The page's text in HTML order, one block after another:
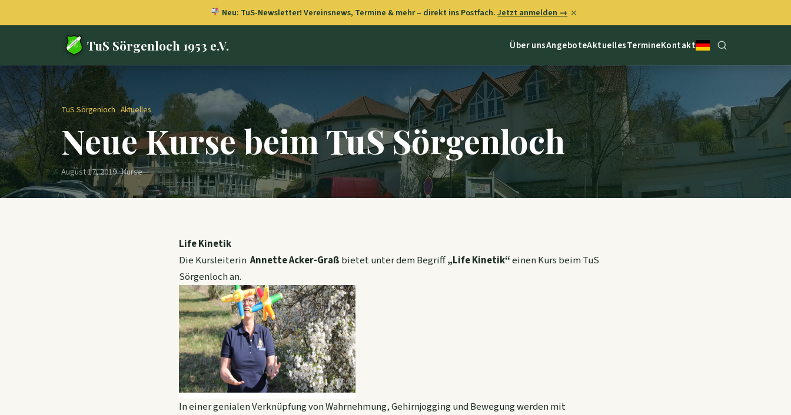
Neu: TuS-Newsletter! Vereinsnews, Termine & mehr – direkt ins Postfach.Jetzt anmelden → ✕
TuS Sörgenloch 1953 e.V. Über unsAngeboteAktuellesTermineKontakt
TuS Sörgenloch ·Aktuelles
Neue Kurse beim TuS Sörgenloch
August 17, 2019 · Kurse
Life Kinetik
Die Kursleiterin Annette Acker-Graß bietet unter dem Begriff„Life Kinetik“einen Kurs beim TuS
Sörgenloch an.
In einer genialen Verknüpfung von Wahrnehmung, Gehirnjogging und Bewegung werden mit